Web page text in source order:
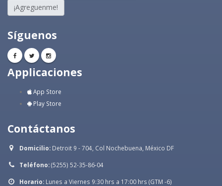
¡Agreguenme!
Síguenos
Applicaciones
App Store
Play Store
Contáctanos
Domicilio: Detroit 9 - 704, Col Nochebuena, México DF
Teléfono:(5255) 52-35-86-04
Horario: Lunes a Viernes 9:30 hrs a 17:00 hrs (GTM -6)